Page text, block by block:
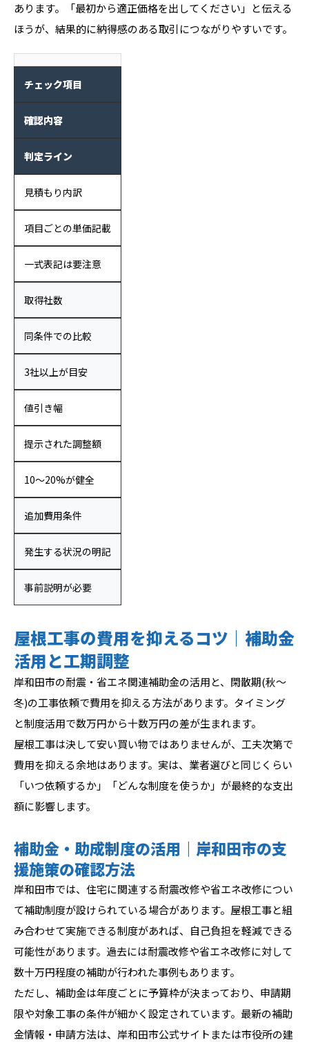
あります。「最初から適正価格を出してください」と伝える
ほうが、結果的に納得感のある取引につながりやすいです。
チェック項目
確認内容
判定ライン
見積もり内訳
項目ごとの単価記載
一式表記は要注意
取得社数
同条件での比較
3社以上が目安
値引き幅
提示された調整額
10〜20%が健全
追加費用条件
発生する状況の明記
事前説明が必要
屋根工事の費用を抑えるコツ｜補助金
活用と工期調整
岸和田市の耐震・省エネ関連補助金の活用と、閑散期(秋〜
冬)の工事依頼で費用を抑える方法があります。タイミング
と制度活用で数万円から十数万円の差が生まれます。
屋根工事は決して安い買い物ではありませんが、工夫次第で
費用を抑える余地はあります。実は、業者選びと同じくらい
「いつ依頼するか」「どんな制度を使うか」が最終的な支出
額に影響します。
補助金・助成制度の活用｜岸和田市の支
援施策の確認方法
岸和田市では、住宅に関連する耐震改修や省エネ改修につい
て補助制度が設けられている場合があります。屋根工事と組
み合わせて実施できる制度があれば、自己負担を軽減できる
可能性があります。過去には耐震改修や省エネ改修に対して
数十万円程度の補助が行われた事例もあります。
ただし、補助金は年度ごとに予算枠が決まっており、申請期
限や対象工事の条件が細かく設定されています。最新の補助
金情報・申請方法は、岸和田市公式サイトまたは市役所の建